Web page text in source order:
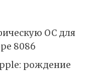
ОС для
8086
рождение